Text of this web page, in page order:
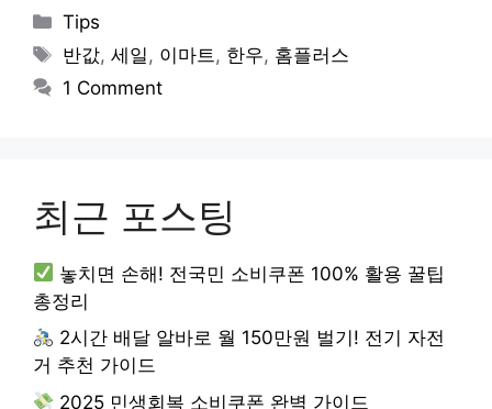
Categories
Tips
Tags
반값,세일 , 이마트 , 한우, 홈플러스
1 Comment
최근 포스팅
놓치면 손해! 전국민 소비쿠폰 100% 활용 꿀팁
총정리
2시간 배달 알바로 월 150만원 벌기! 전기 자전
거 추천 가이드
2025 민생회복 소비쿠폰 완벽 가이드